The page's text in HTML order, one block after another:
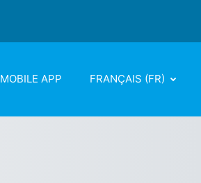
MOBILE APP FRANÇAIS ‎(FR)‎